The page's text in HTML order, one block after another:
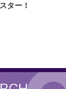
スター！